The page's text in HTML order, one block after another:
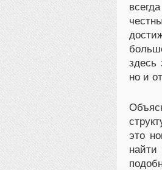
здесь
но и
это